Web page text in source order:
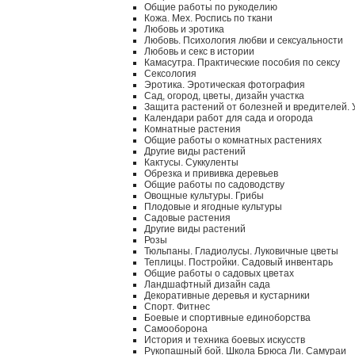
Общие работы по рукоделию
Кожа. Мех. Роспись по ткани
Любовь и эротика
Любовь. Психология любви и сексуальности
Любовь и секс в истории
Камасутра. Практические пособия по сексу
Сексология
Эротика. Эротическая фотография
Сад, огород, цветы, дизайн участка
Защита растений от болезней и вредителей.
Календари работ для сада и огорода
Комнатные растения
Общие работы о комнатных растениях
Другие виды растений
Кактусы. Суккуленты
Обрезка и прививка деревьев
Общие работы по садоводству
Овощные культуры. Грибы
Плодовые и ягодные культуры
Садовые растения
Другие виды растений
Розы
Тюльпаны. Гладиолусы. Луковичные цветы
Теплицы. Постройки. Садовый инвентарь
Общие работы о садовых цветах
Ландшафтный дизайн сада
Декоративные деревья и кустарники
Спорт. Фитнес
Боевые и спортивные единоборства
Самооборона
История и техника боевых искусств
Рукопашный бой. Школа Брюса Ли. Самураи